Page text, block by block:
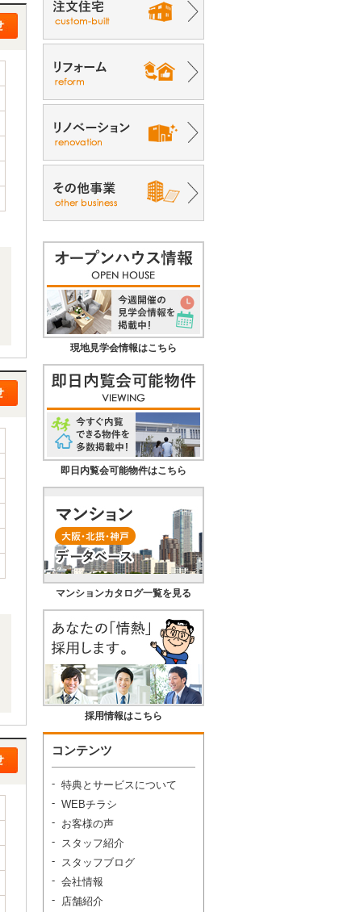
現地見学会情報はこちら
即日内覧会可能物件はこちら
マンションカタログ一覧を見る
採用情報はこちら
コンテンツ
特典とサービスについて
WEBチラシ
お客様の声
スタッフ紹介
スタッフブログ
会社情報
店舗紹介